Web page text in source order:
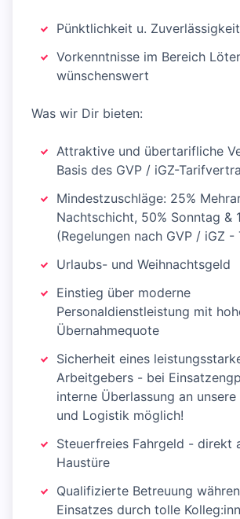
Pünktlichkeit u. Zuverlässigkeit
Vorkenntnisse im Bereich
wünschenswert
Was wir Dir bieten:
Attraktive und übertarifliche
Basis des GVP / iGZ-
Mindestzuschläge: 25%
Nachtschicht, 50% Sonntag &
(Regelungen nach GVP / iGZ
Urlaubs- und Weihnachtsgeld
Einstieg über moderne
Personaldienstleistung mit
Übernahmequote
Sicherheit eines
Arbeitgebers - bei
interne Überlassung an
und Logistik möglich!
Steuerfreies Fahrgeld - direkt
Haustüre
Qualifizierte Betreuung
Einsatzes durch tolle